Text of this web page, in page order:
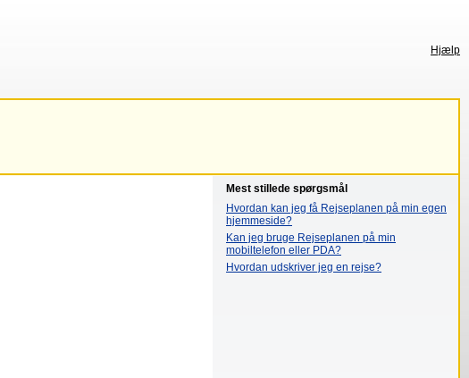
Hjælp
Mest stillede spørgsmål
Hvordan kan jeg få Rejseplanen på min egen
hjemmeside?
Kan jeg bruge Rejseplanen på min
mobiltelefon eller PDA?
Hvordan udskriver jeg en rejse?